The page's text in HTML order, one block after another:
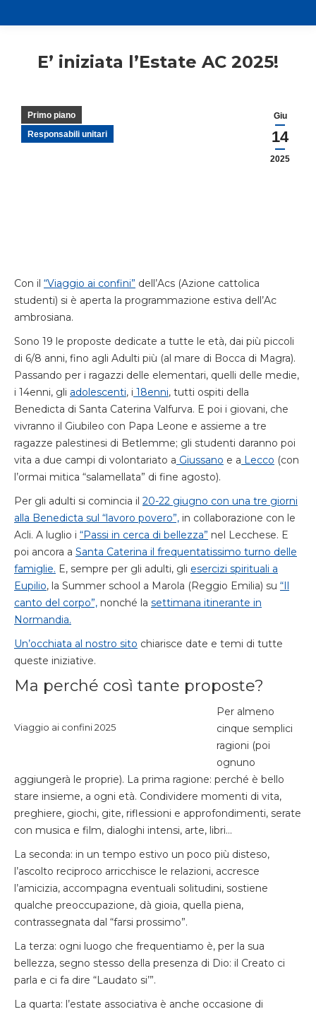
E’ iniziata l’Estate AC 2025!
Giu
14
2025
Primo piano
Responsabili unitari
Con il “Viaggio ai confini” dell’Acs (Azione cattolica
studenti) si è aperta la programmazione estiva dell’Ac
ambrosiana.
Sono 19 le proposte dedicate a tutte le età, dai più piccoli
di 6/8 anni, fino agli Adulti più (al mare di Bocca di Magra).
Passando per i ragazzi delle elementari, quelli delle medie,
i 14enni, gli adolescenti, i 18enni, tutti ospiti della
Benedicta di Santa Caterina Valfurva. E poi i giovani, che
vivranno il Giubileo con Papa Leone e assieme a tre
ragazze palestinesi di Betlemme; gli studenti daranno poi
vita a due campi di volontariato a Giussano e a Lecco (con
l’ormai mitica “salamellata” di fine agosto).
Per gli adulti si comincia il 20-22 giugno con una tre giorni
alla Benedicta sul “lavoro povero”, in collaborazione con le
Acli. A luglio i “Passi in cerca di bellezza” nel Lecchese. E
poi ancora a Santa Caterina il frequentatissimo turno delle
famiglie. E, sempre per gli adulti, gli esercizi spirituali a
Eupilio, la Summer school a Marola (Reggio Emilia) su “Il
canto del corpo”, nonché la settimana itinerante in
Normandia.
Un’occhiata al nostro sito chiarisce date e temi di tutte
queste iniziative.
Ma perché così tante proposte?
Viaggio ai confini 2025
Per almeno
cinque semplici
ragioni (poi
ognuno
aggiungerà le proprie). La prima ragione: perché è bello
stare insieme, a ogni età. Condividere momenti di vita,
preghiere, giochi, gite, riflessioni e approfondimenti, serate
con musica e film, dialoghi intensi, arte, libri…
La seconda: in un tempo estivo un poco più disteso,
l’ascolto reciproco arricchisce le relazioni, accresce
l’amicizia, accompagna eventuali solitudini, sostiene
qualche preoccupazione, dà gioia, quella piena,
contrassegnata dal “farsi prossimo”.
La terza: ogni luogo che frequentiamo è, per la sua
bellezza, segno stesso della presenza di Dio: il Creato ci
parla e ci fa dire “Laudato si’”.
La quarta: l’estate associativa è anche occasione di